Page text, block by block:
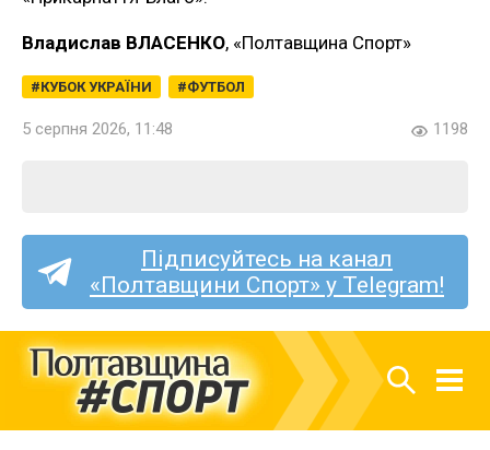
Владислав ВЛАСЕНКО, «Полтавщина Спорт»
КУБОК УКРАЇНИ ФУТБОЛ
5 серпня 2026, 11:48 1198
Підписуйтесь на канал
«Полтавщини Спорт» у Telegram!